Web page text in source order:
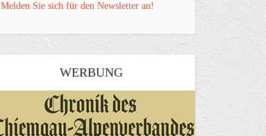
Melden Sie sich für den Newsletter an!
WERBUNG